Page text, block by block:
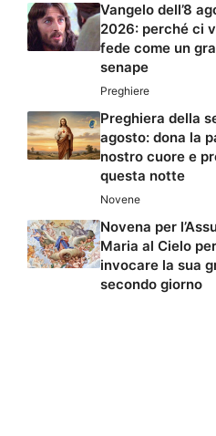
Vangelo dell’8
2026: perché ci
fede come un
senape
Preghiere
Preghiera della
agosto: dona la
nostro cuore e
questa notte
Novene
Novena per
Maria al Cielo per
invocare la sua
secondo giorno